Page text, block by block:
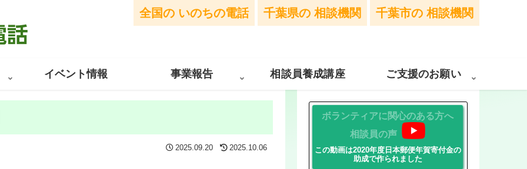
全国の いのちの電話 千葉県の 相談機関 千葉市の 相談機関
イベント情報 事業報告 相談員養成講座 ご支援のお願い
2025.09.20 2025.10.06
ボランティアに関心のある方へ
相談員の声
この動画は2020年度日本郵便年賀寄付金の
助成で作られました